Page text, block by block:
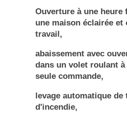
Ouverture à une
une maison éclairée
travail,
abaissement avec
dans un volet roulant
seule commande,
levage automatique
d'incendie,